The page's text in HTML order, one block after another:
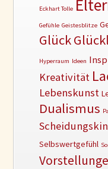
Eckhart Tolle
Gefühle Geistesblitze
Glück
Hyperraum Ideen
Kreativität
Lebenskunst
Dualismus
Selbswertgefühl